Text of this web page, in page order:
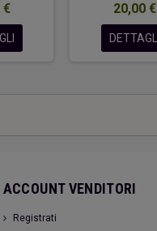
€ 20,00 €
DETTAGLI
ACCOUNT VENDITORI
Registrati